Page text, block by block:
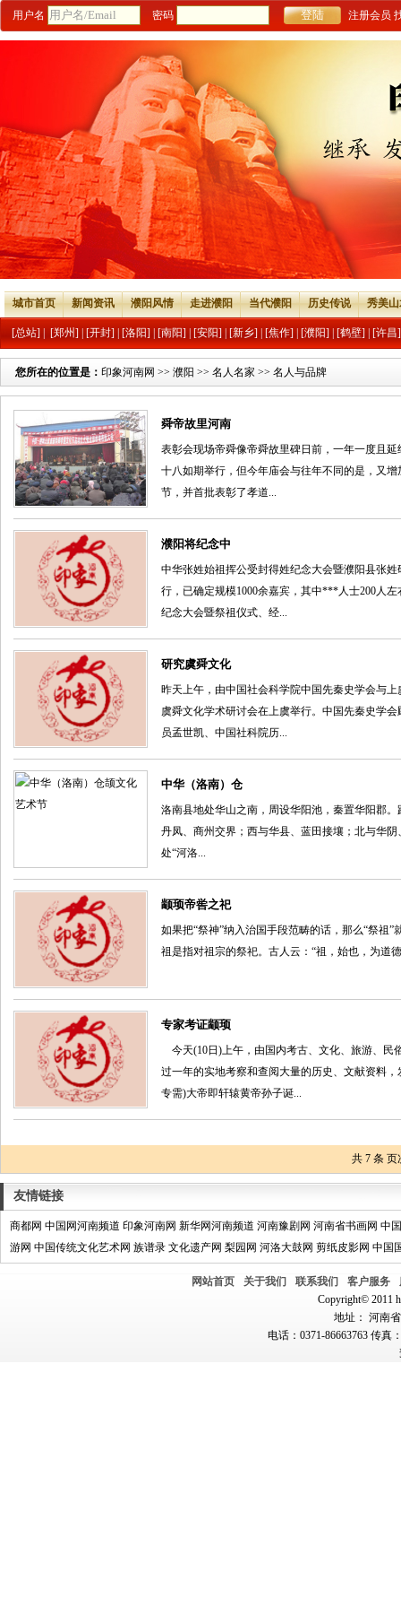
用户名 密码 注册会员
城市首页 新闻资讯 濮阳风情 走进濮阳 当代濮阳 历史传说 秀美
[总站] [郑州] [开封] [洛阳] [南阳] [安阳] [新乡] [焦作] [濮阳] [鹤壁] [许昌]
您所在的位置是： 印象河南网 >> 濮阳 >> 名人名家 >> 名人与品牌
舜帝故里河南
表彰会现场帝舜像帝舜故里碑日前，一年一度且
十八如期举行，但今年庙会与往年不同的是，又
节，并首批表彰了孝道...
濮阳将纪念中
中华张姓始祖挥公受封得姓纪念大会暨濮阳县张
行，已确定规模1000余嘉宾，其中***人士200人
纪念大会暨祭祖仪式、经...
研究虞舜文化
昨天上午，由中国社会科学院中国先秦史学会与
虞舜文化学术研讨会在上虞举行。中国先秦史学
员孟世凯、中国社科院历...
中华（洛南）仓
洛南县地处华山之南，周设华阳池，秦置华阳郡
丹凤、商州交界；西与华县、蓝田接壤；北与华
处“河洛...
颛顼帝喾之祀
如果把“祭神”纳入治国手段范畴的话，那么“祭祖
祖是指对祖宗的祭祀。古人云：“祖，始也，为道
专家考证颛顼
今天(10日)上午，由国内考古、文化、旅游、民
过一年的实地考察和查阅大量的历史、文献资料
专需)大帝即轩辕黄帝孙子诞...
共 7 条 页
友情链接
商都网 中国网河南频道 印象河南网 新华网河南频道 河南豫剧网 河南省书画网 中
游网 中国传统文化艺术网 族谱录 文化遗产网 梨园网 河洛大鼓网 剪纸皮影网 中国
网站首页 关于我们 联系我们 客户服务
Copyright© 2011
地址： 河南
电话：0371-86663763 传真